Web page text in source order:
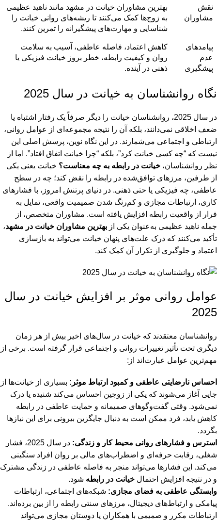
نقش
مشاوران
بهترین مشاوران خیانت در مشهد مانند ناهید عظیمی
به زوج‌ها کمک می‌کنند تا ریشه‌های روانی خیانت را
شناسایی و مهارت‌های پیشگیرانه را تمرین کنند.
پیامدهای
عدم
پیشگیری
کاهش اعتماد، فاصله عاطفی، آسیب به سلامت
روان و کیفیت رابطه، خطر بروز خیانت فیزیکی یا
ذهنی در آینده.
نگاه روانشناسان به خیانت در سال 2025
در سال 2025، روانشناسان خیانت را دیگر صرفاً یک رفتار اشتباه یا
ضعف اخلاقی نمی‌دانند، بلکه آن را نتیجه مجموعه‌ای از عوامل روانی،
ارتباطی و اجتماعی می‌شمارند. در این نگاه نوین، پرسش اصلی این
نیست که “چه کسی خیانت کرد”، بلکه “چرا خیانت اتفاق افتاد”. اما از
نظر روانشناسان، خیانت در رابطه به چه معناست؟ خیانت یعنی یکی
از طرفین، مرزهای توافق‌شده در رابطه را نقض کند؛ چه در سطح
عاطفی، چه فیزیکی یا حتی ذهنی. در دنیای پرتنش امروز، با فشارهای
کاری، ارتباطات مجازی و کم‌رنگ شدن صمیمیت واقعی، تمایل به
فرار از واقعیت رابطه افزایش یافته است. مشاوران متخصص، از
جمله ناهید عظیمی به‌عنوان یکی از بهترین مشاوران خیانت در مشهد،
تأکید می‌کنند که درک علت‌های پنهان خیانت می‌تواند به بازسازی
اعتماد و جلوگیری از تکرار آن کمک کند.
عوامل روانی موثر بر افزایش خیانت در سال
2025
روانشناسان معتقدند که خیانت در سال‌های اخیر بیش از هر زمان
دیگری تحت تأثیر تغییرات روانی و اجتماعی قرار گرفته است. برخی از
مهم‌ترین عوامل عبارت‌اند از:
احساس نارضایتی عاطفی و کمبود ارتباط موثر: بسیاری از خیانت‌ها از
جایی آغاز می‌شوند که یکی از زوجین احساس می‌کند شنیده یا درک
نمی‌شود. وقتی گفت‌وگوهای صمیمانه و حمایت عاطفی در رابطه
کاهش یابد، فرد ممکن است به دنبال جایگزین بیرونی برای این نیازها
بگردد.
استرس و فشارهای روانی محیط کار و زندگی:
در سال 2025، فشار
شغلی، رقابت حرفه‌ای و اضطراب‌های مالی بر روان افراد سنگینی
می‌کند. این فشارها می‌تواند منجر به فاصله عاطفی در زندگی مشترک
و در نتیجه افزایش احتمال خیانت در رابطه شود.
وابستگی عاطفی به فضای مجازی: شبکه‌های اجتماعی، ارتباطات
پیامکی و ارتباط‌های دیجیتال، مرزهای سنتی رابطه را از بین برده‌اند.
ارتباطات مکرر و صمیمی با همکاران یا دوستان مجازی می‌تواند